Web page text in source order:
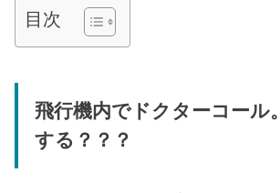
目次
飛行機内でドクターコール
する？？？